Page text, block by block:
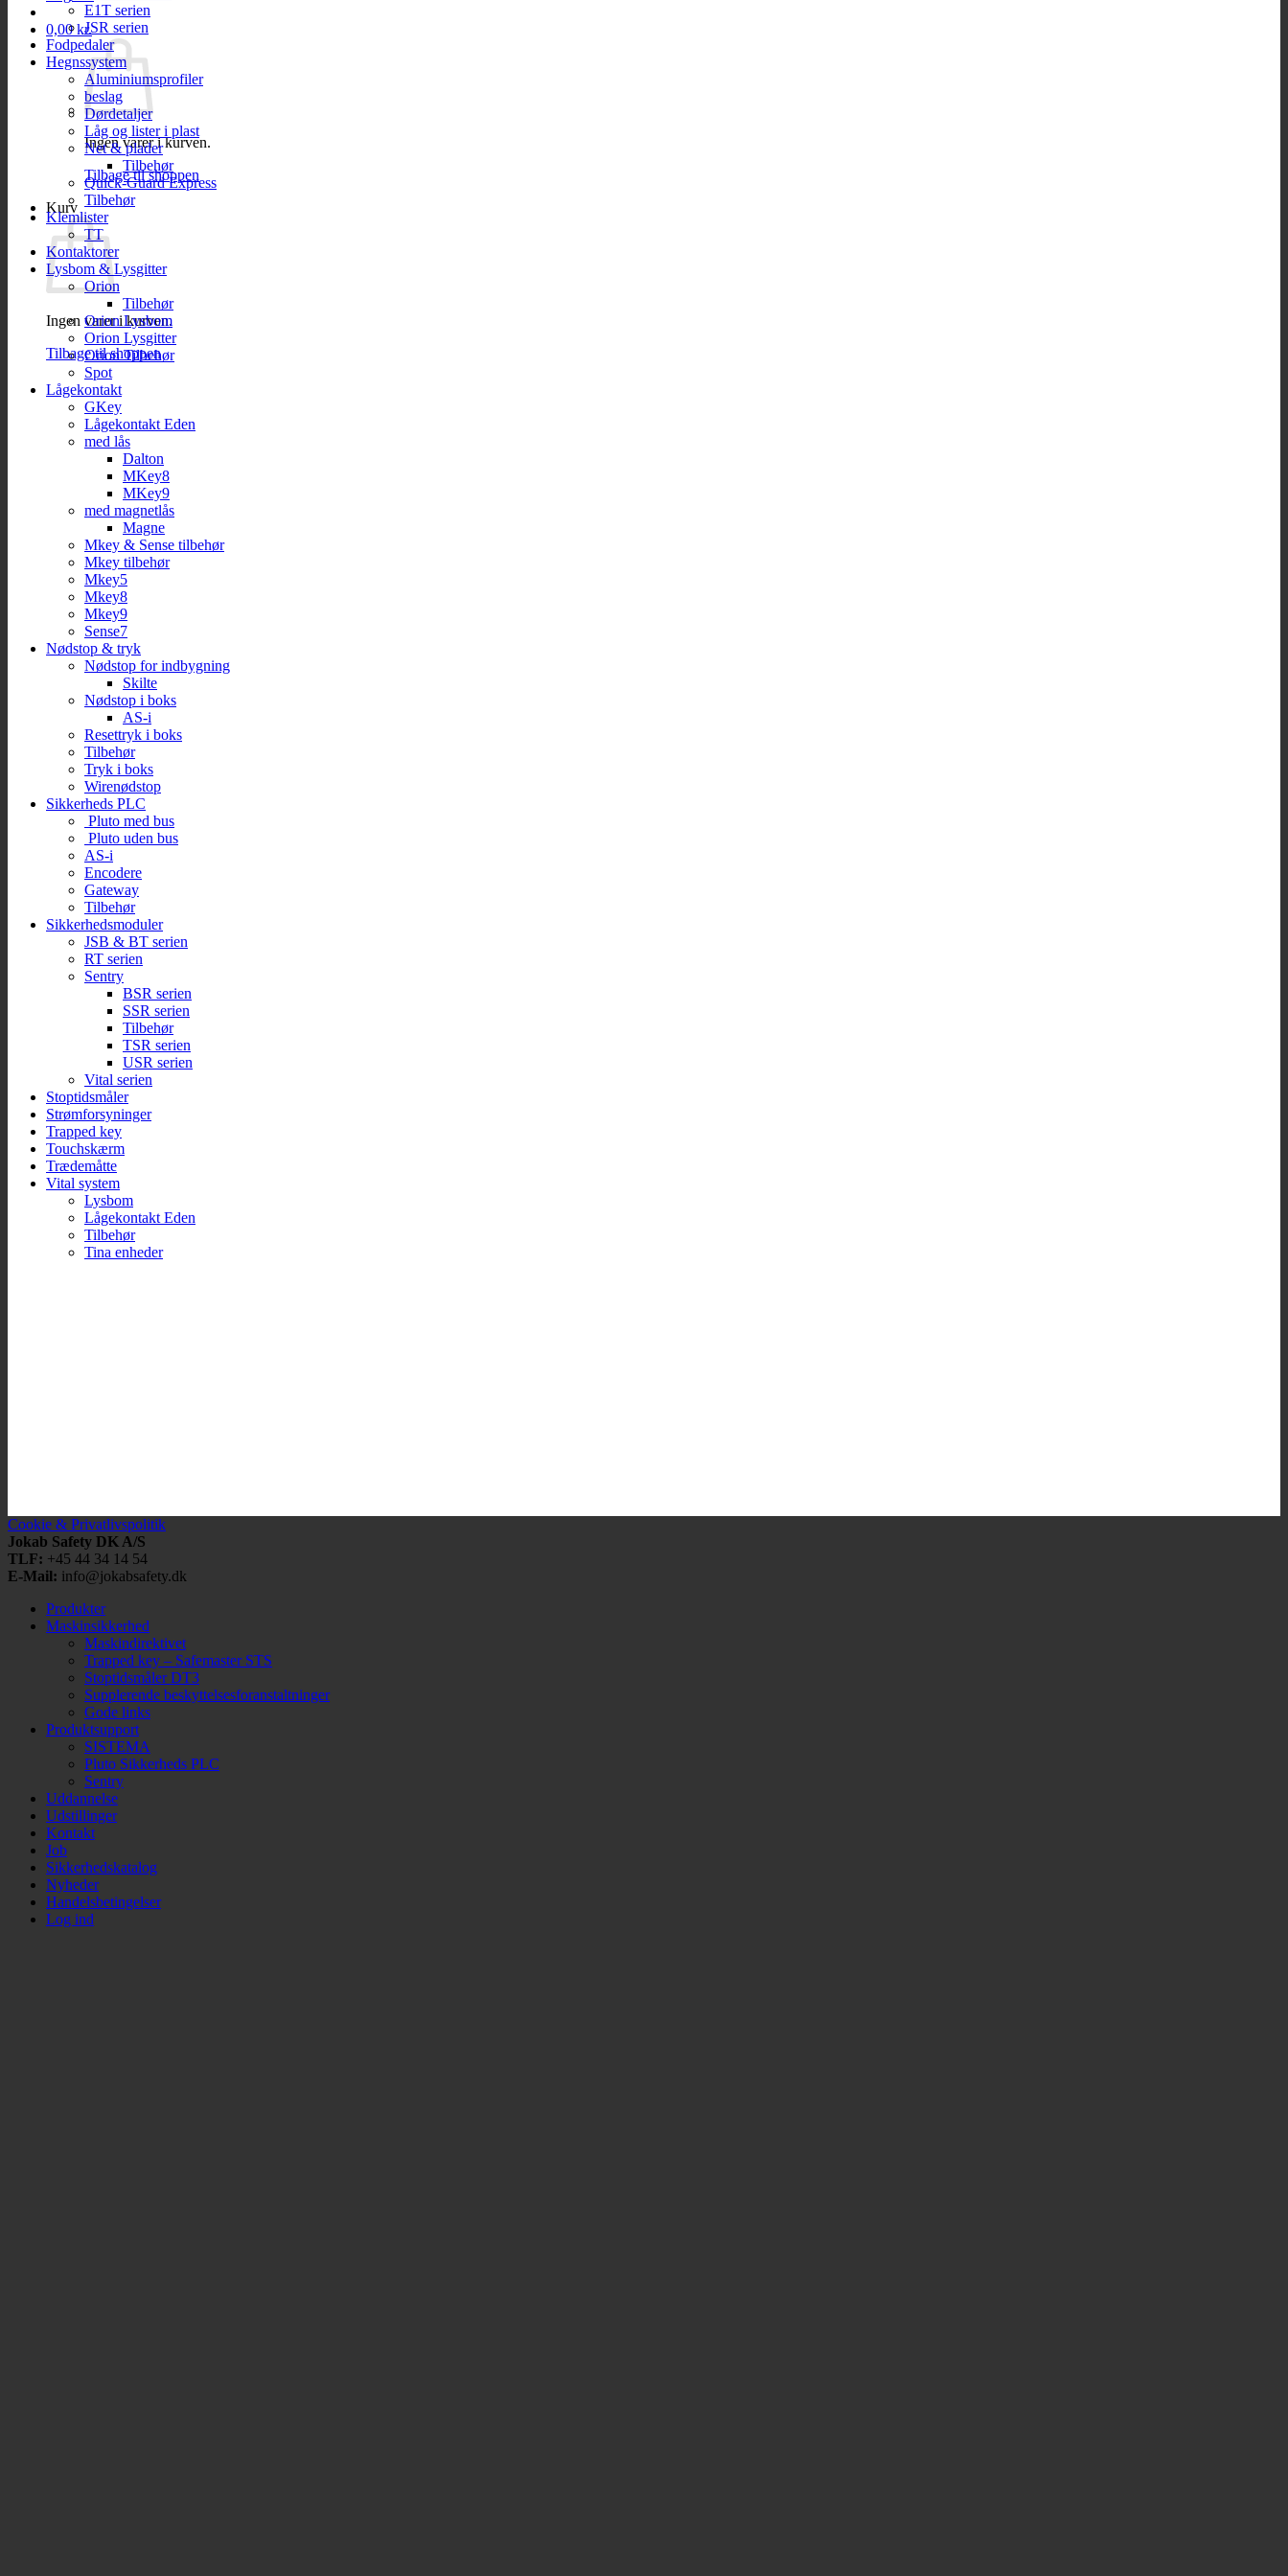
0,00kr.
Ingen varer i kurven.
Tilbage til shoppen
Kurv
Ingen varer i kurven.
Tilbage til shoppen
E1T serien
JSR serien
Fodpedaler
Hegnssystem
Aluminiumsprofiler
beslag
Dørdetaljer
Låg og lister i plast
Net & plader
Tilbehør
Quick-Guard Express
Tilbehør
Klemlister
TT
Kontaktorer
Lysbom & Lysgitter
Orion
Tilbehør
Orion Lysbom
Orion Lysgitter
Orion Tilbehør
Spot
Lågekontakt
GKey
Lågekontakt Eden
med lås
Dalton
MKey8
MKey9
med magnetlås
Magne
Mkey & Sense tilbehør
Mkey tilbehør
Mkey5
Mkey8
Mkey9
Sense7
Nødstop & tryk
Nødstop for indbygning
Skilte
Nødstop i boks
AS-i
Resettryk i boks
Tilbehør
Tryk i boks
Wirenødstop
Sikkerheds PLC
Pluto med bus
Pluto uden bus
AS-i
Encodere
Gateway
Tilbehør
Sikkerhedsmoduler
JSB & BT serien
RT serien
Sentry
BSR serien
SSR serien
Tilbehør
TSR serien
USR serien
Vital serien
Stoptidsmåler
Strømforsyninger
Trapped key
Touchskærm
Trædemåtte
Vital system
Lysbom
Lågekontakt Eden
Tilbehør
Tina enheder
Cookie & Privatlivspolitik
Jokab Safety DK A/S
TLF: +45 44 34 14 54
E-Mail: info@jokabsafety.dk
Produkter
Maskinsikkerhed
Maskindirektivet
Trapped key – Safemaster STS
Stoptidsmåler DT3
Supplerende beskyttelsesforanstaltninger
Gode links
Produktsupport
SISTEMA
Pluto Sikkerheds PLC
Sentry
Uddannelse
Udstillinger
Kontakt
Job
Sikkerhedskatalog
Nyheder
Handelsbetingelser
Log ind